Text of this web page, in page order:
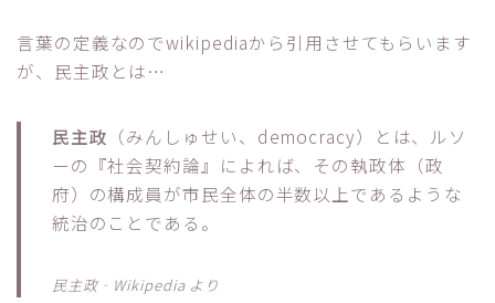
言葉の定義なのでwikipediaから引用させてもらいます
が、民主政とは…
民主政 （みんしゅせい、democracy）とは、ルソ
ーの『社会契約論』によれば、その執政体（政
府）の構成員が市民全体の半数以上であるような
統治のことである。
民主政‐Wikipedia より